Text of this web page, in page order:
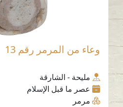
وعاء من المرمر رقم 13
مليحة - الشارقة
عصر ما قبل الإسلام
مرمر